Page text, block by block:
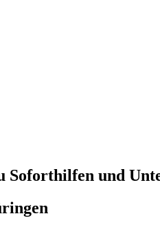
und